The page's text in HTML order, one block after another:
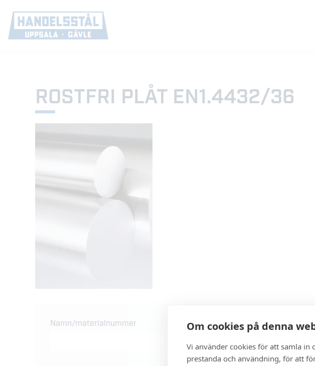
Om cookies på denna
Vi använder cookies för att samla
prestanda och användning, för att
ROSTFRI PLÅT EN1.4432/36
Namn/materialnummer Dim 1 Dim 2
Max